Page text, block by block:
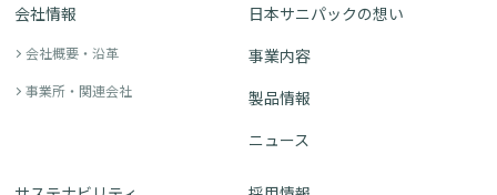
会社情報
会社概要・沿革
事業所・関連会社
日本サニパックの想い
事業内容
製品情報
ニュース